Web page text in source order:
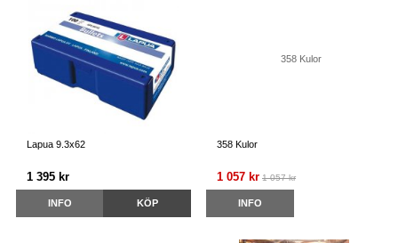
Lapua 9.3x62
1 395 kr
INFO KÖP
358 Kulor
1 057 kr 1 057 kr
INFO